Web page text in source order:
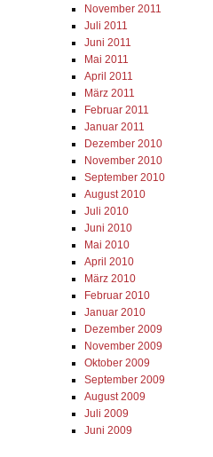
November 2011
Juli 2011
Juni 2011
Mai 2011
April 2011
März 2011
Februar 2011
Januar 2011
Dezember 2010
November 2010
September 2010
August 2010
Juli 2010
Juni 2010
Mai 2010
April 2010
März 2010
Februar 2010
Januar 2010
Dezember 2009
November 2009
Oktober 2009
September 2009
August 2009
Juli 2009
Juni 2009